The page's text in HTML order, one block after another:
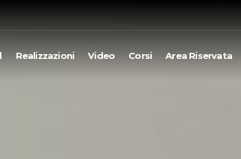
Realizzazioni Video Corsi Area Riservata